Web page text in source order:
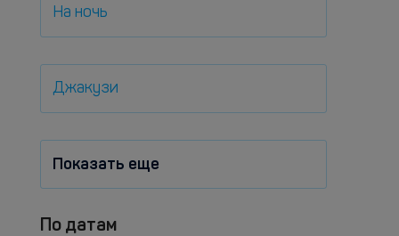
На ночь
Джакузи
Показать еще
По датам